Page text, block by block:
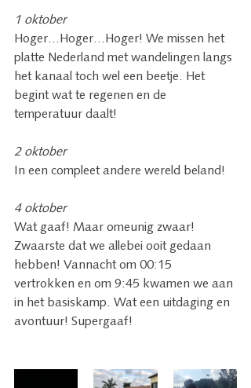
1 oktober
Hoger…Hoger…Hoger! We missen het
platte Nederland met wandelingen langs
het kanaal toch wel een beetje. Het
begint wat te regenen en de
temperatuur daalt!
2 oktober
In een compleet andere wereld beland!
4 oktober
Wat gaaf! Maar omeunig zwaar!
Zwaarste dat we allebei ooit gedaan
hebben! Vannacht om 00:15
vertrokken en om 9:45 kwamen we aan
in het basiskamp. Wat een uitdaging en
avontuur! Supergaaf!